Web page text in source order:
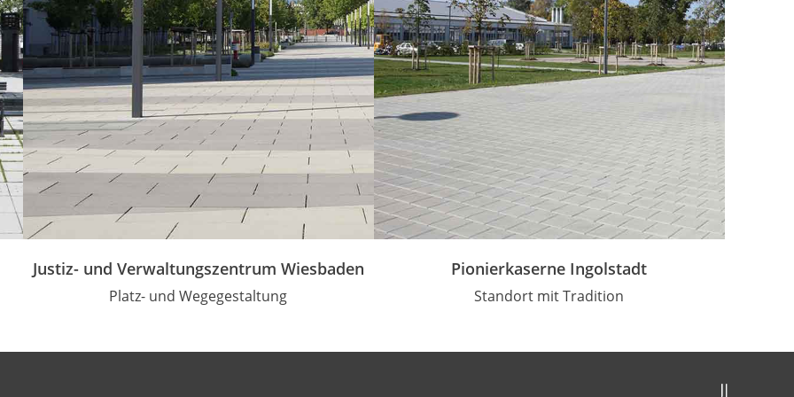
Justiz- und Verwaltungszentrum Wiesbaden
Platz- und Wegegestaltung
Pionierkaserne Ingolstadt
Standort mit Tradition